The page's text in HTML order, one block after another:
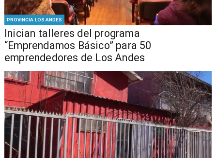
PROVINCIA LOS ANDES
Inician talleres del programa
“Emprendamos Básico” para 50
emprendedores de Los Andes